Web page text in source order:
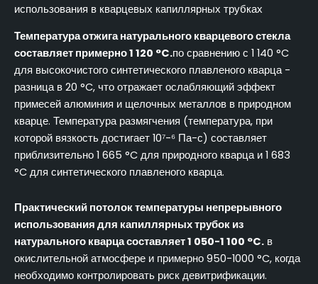
использования в кварцевых капиллярных трубках
Температура отжига натурального кварцевого стекла
составляет примерно 1 120 °C.по сравнению с 1 140 °C
для высокочистого синтетического плавленого кварца -
разница в 20 °C, что отражает ослабляющий эффект
примесей алюминия и щелочных металлов в природном
кварце. Температура размягчения (температура, при
которой вязкость достигает 10⁷-⁶ Па-с) составляет
приблизительно 1 665 °C для природного кварца и 1 683
°C для синтетического плавленого кварца.
Практический потолок температуры непрерывного
использования для капиллярных трубок из
натурального кварца составляет 1 050-1 100 °C. в
окислительной атмосфере и примерно 950-1000 °C, когда
необходимо контролировать риск девитрификации.